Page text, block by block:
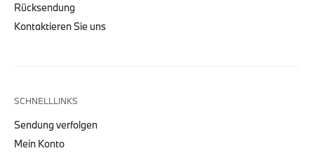
Rücksendung
Kontaktieren Sie uns
SCHNELLLINKS
Sendung verfolgen
Mein Konto